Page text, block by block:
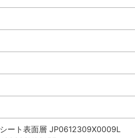
ート表面層 JP0612309X0009L